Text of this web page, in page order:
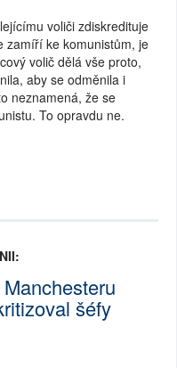
voliči zdiskredituje
zamíří ke komunistům, je
volič dělá vše proto,
aby se odměnila i
neznamená, že se
To opravdu ne.
šéfy